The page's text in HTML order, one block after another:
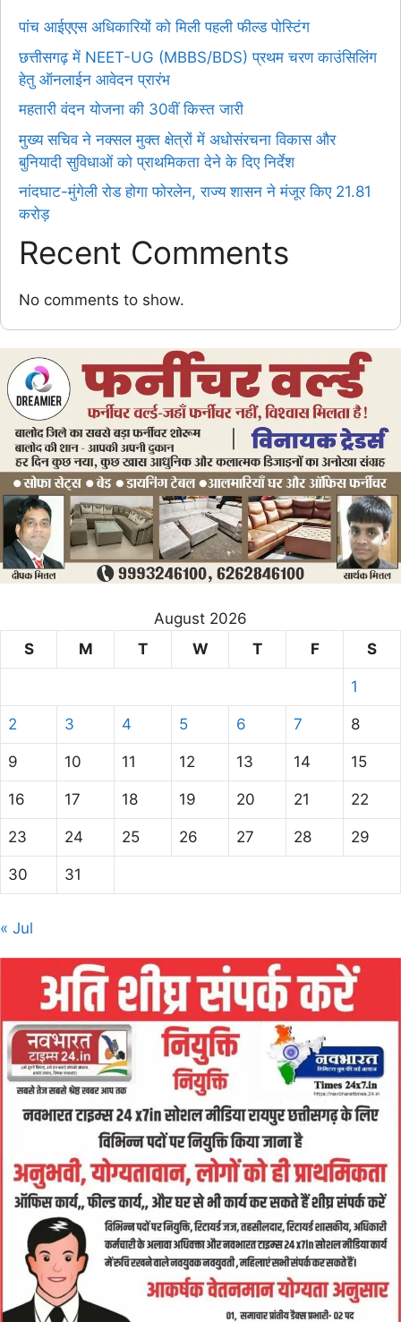
पांच आईएएस अधिकारियों को मिली पहली फील्ड पोस्टिंग
छत्तीसगढ़ में NEET-UG (MBBS/BDS) प्रथम चरण काउंसिलिंग
हेतु ऑनलाईन आवेदन प्रारंभ
महतारी वंदन योजना की 30वीं किस्त जारी
मुख्य सचिव ने नक्सल मुक्त क्षेत्रों में अधोसंरचना विकास और
बुनियादी सुविधाओं को प्राथमिकता देने के दिए निर्देश
नांदघाट-मुंगेली रोड होगा फोरलेन, राज्य शासन ने मंजूर किए 21.81
करोड़
Recent Comments
No comments to show.
August 2026
S
M T W T F S
1
2 3 4 5 6 7 8
9 10 11 12 13 14 15
16 17 18 19 20 21 22
23 24 25 26 27 28 29
30 31
« Jul